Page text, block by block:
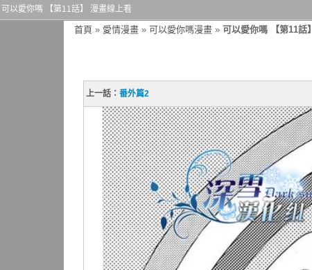
可以愛你嗎 【第11話】 漫畫線上看
首頁 » 愛情漫畫 » 可以愛你嗎漫畫 » 可以愛你嗎 【第11話】
上一話： 番外篇2